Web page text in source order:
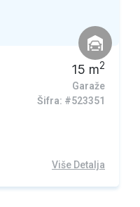
15 m2
Garaže
Šifra: #523351
Više Detalja